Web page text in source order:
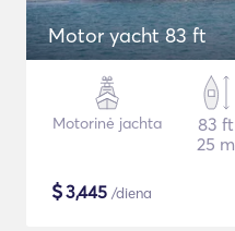
Motor yacht 83 ft
Motorinė jachta
83 ft
25 m
$3,445 /diena